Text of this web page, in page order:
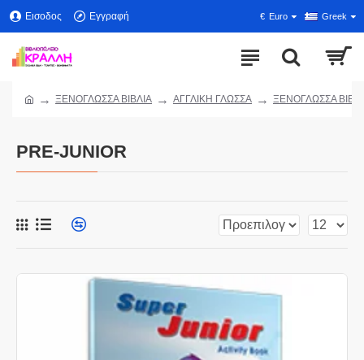
Εισοδος Εγγραφή € Euro Greek
ΞΕΝΟΓΛΩΣΣΑ ΒΙΒΛΙΑ ΑΓΓΛΙΚΗ ΓΛΩΣΣΑ ΞΕΝΟΓΛΩΣΣΑ
PRE-JUNIOR